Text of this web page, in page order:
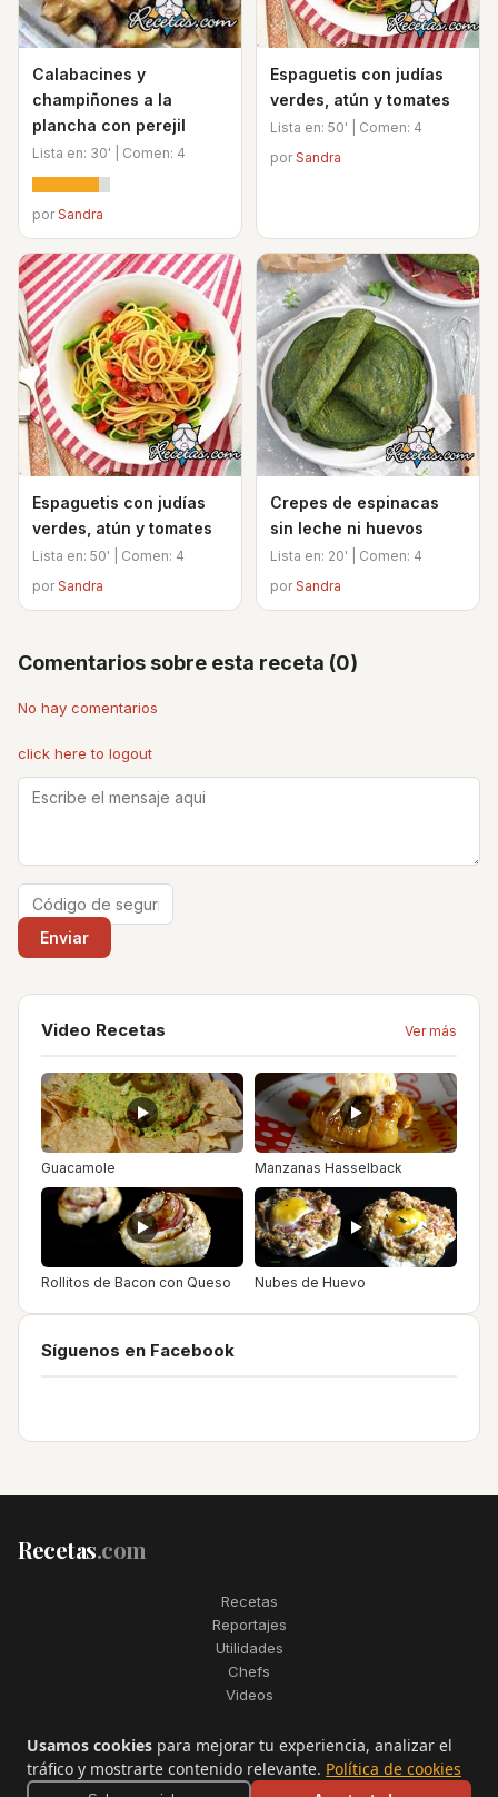
Calabacines y
champiñones a la
plancha con perejil
Lista en: 30' | Comen: 4
porSandra
Espaguetis con judías
verdes, atún y tomates
Lista en: 50' | Comen: 4
porSandra
Espaguetis con judías
verdes, atún y tomates
Lista en: 50' | Comen: 4
porSandra
Crepes de espinacas
sin leche ni huevos
Lista en: 20' | Comen: 4
porSandra
Comentarios sobre esta receta (0)
No hay comentarios
click here to logout
Video Recetas Ver más
Guacamole Manzanas Hasselback
Rollitos de Bacon con Queso Nubes de Huevo
Síguenos en Facebook
Recetas.com
Recetas
Reportajes
Utilidades
Chefs
Videos
2006–2026. Todos los derechos reservados. Recetas.com es una
marca registrada de Telfo Networks S.L.
Aviso legal·Condiciones de uso·Contactar
Usamos cookies para mejorar tu experiencia, analizar el
tráfico y mostrarte contenido relevante. Política de cookies